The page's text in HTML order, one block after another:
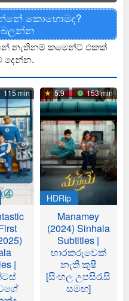
කොහොමද?
නැතිනම් කමෙන්ට් එකක්
දෙන්න.
115 min
|
5.9 153 min
HDRip
Manamey
(2024) Sinhala
Subtitles |
භාරකරුවෙක්
නැති කුෂී
[සිංහල උපසිරැසි
සමඟ]